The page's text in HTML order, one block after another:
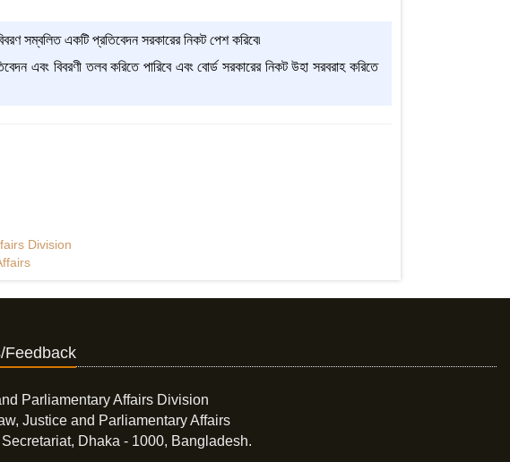
সম্বলিত একটি প্রতিবেদন সরকারের নিকট পেশ করিবে৷
এবং বিবরণী তলব করিতে পারিবে এবং বোর্ড সরকারের নিকট উহা সরবরাহ করিতে
Division
Feedback
Parliamentary Affairs Division
Justice and Parliamentary Affairs
Dhaka - 1000, Bangladesh.